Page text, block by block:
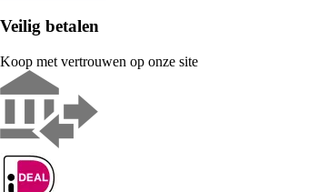
Veilig betalen
Koop met vertrouwen op onze site